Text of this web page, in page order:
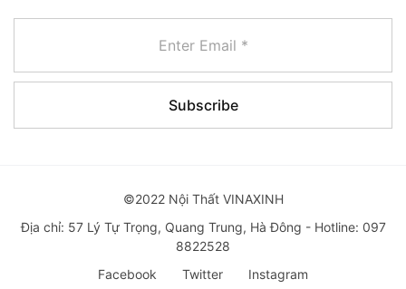
©2022 Nội Thất VINAXINH
Địa chỉ: 57 Lý Tự Trọng, Quang Trung, Hà Đông - Hotline: 097
8822528
Facebook
Twitter Instagram